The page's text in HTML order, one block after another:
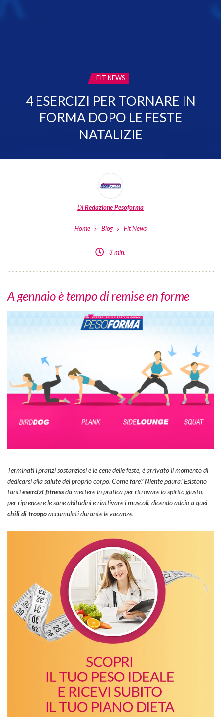
CATEGORIA:
FIT NEWS
4 ESERCIZI PER TORNARE IN
FORMA DOPO LE FESTE
NATALIZIE
DiRedazione Pesoforma
Home Blog Fit News
3 min.
A gennaio è tempo di remise en forme
Terminati i pranzi sostanziosi e le cene delle feste, è arrivato il momento di
dedicarsi alla salute del proprio corpo. Come fare? Niente paura! Esistono
tantiesercizi fitnessda mettere in pratica per ritrovare lo spirito giusto,
per riprendere le sane abitudini e riattivare i muscoli, dicendo addio a quei
chili di troppoaccumulati durante le vacanze.